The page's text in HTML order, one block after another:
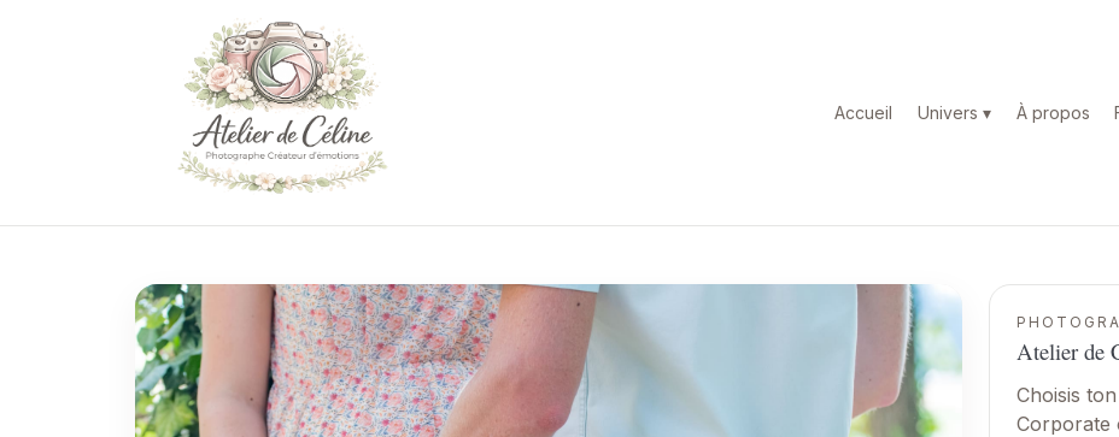
Accueil Univers ▾ À propos
Atelier de
Choisis
Corporate